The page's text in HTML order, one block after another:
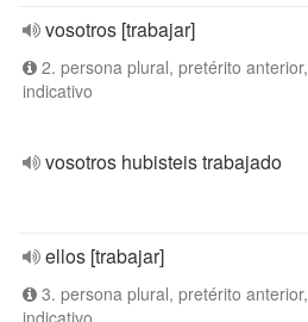
vosotros [trabajar]
2. persona plural, pretérito anterior,
indicativo
vosotros hubisteis trabajado
ellos [trabajar]
3. persona plural, pretérito anterior,
indicativo